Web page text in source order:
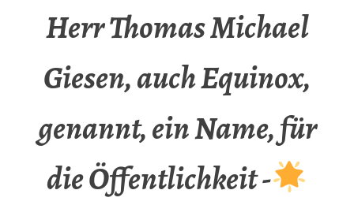
Herr Thomas Michael
Giesen, auch Equinox,
genannt, ein Name, für
die Öffentlichkeit -